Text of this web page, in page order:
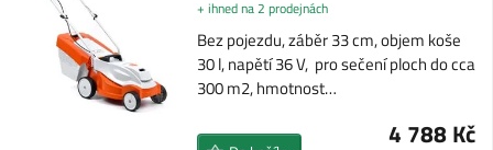
+ ihned na 2 prodejnách
Bez pojezdu, záběr 33 cm, objem koše
30 l, napětí 36 V, pro sečení ploch do cca
300 m2, hmotnost…
4 788 Kč